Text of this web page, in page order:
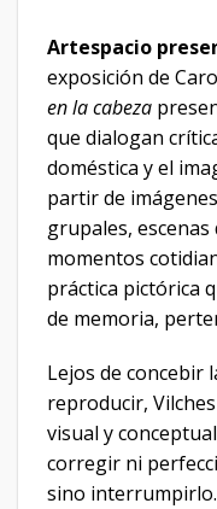
Artespacio
exposición de
en la cabeza
que dialogan
doméstica y el
partir de
grupales,
momentos
práctica pictórica
de memoria,
Lejos de concebir
reproducir,
visual y
corregir ni
sino